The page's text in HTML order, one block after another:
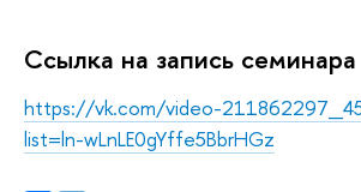
Ссылка на запись семинара
https://vk.com/video-
list=ln-wLnLE0gYffe5BbrHGz